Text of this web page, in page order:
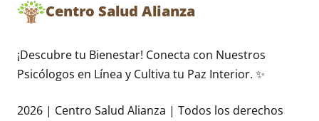
Centro Salud Alianza
¡Descubre tu Bienestar! Conecta con Nuestros
Psicólogos en Línea y Cultiva tu Paz Interior. ✨
2026 | Centro Salud Alianza | Todos los derechos